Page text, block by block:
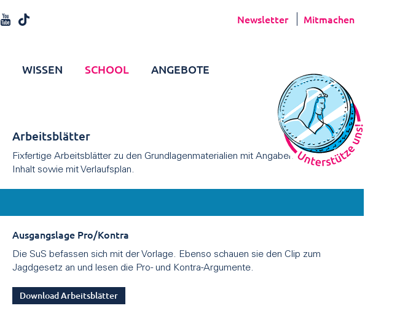
Newsletter Mitmachen
WISSEN SCHOOL ANGEBOTE
Arbeitsblätter
Fixfertige Arbeitsblätter zu den Grundlagenmaterialien mit Angaben zu Zielen und
Inhalt sowie mit Verlaufsplan.
Ausgangslage Pro/Kontra
Die SuS befassen sich mit der Vorlage. Ebenso schauen sie den Clip zum
Jagdgesetz an und lesen die Pro- und Kontra-Argumente.
Download Arbeitsblätter